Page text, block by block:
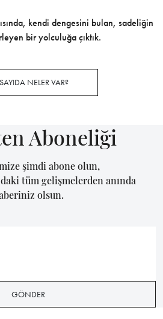
kendi dengesini bulan, sadeliğin
bir yolculuğa çıktık.
NELER VAR?
Aboneliği
şimdi abone olun,
tüm gelişmelerden anında
olsun.
GÖNDER